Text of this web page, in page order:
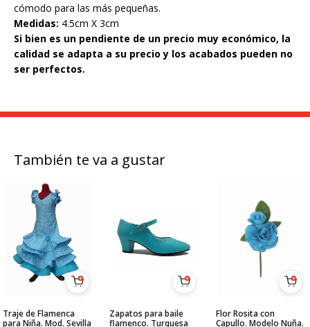
cómodo para las más pequeñas.
Medidas: 4.5cm X 3cm
Si bien es un pendiente de un precio muy económico, la
calidad se adapta a su precio y los acabados pueden no
ser perfectos.
También te va a gustar
Traje de Flamenca
para Niña. Mod. Sevilla
Zapatos para baile
flamenco. Turquesa
Flor Rosita con
Capullo. Modelo Nuña.